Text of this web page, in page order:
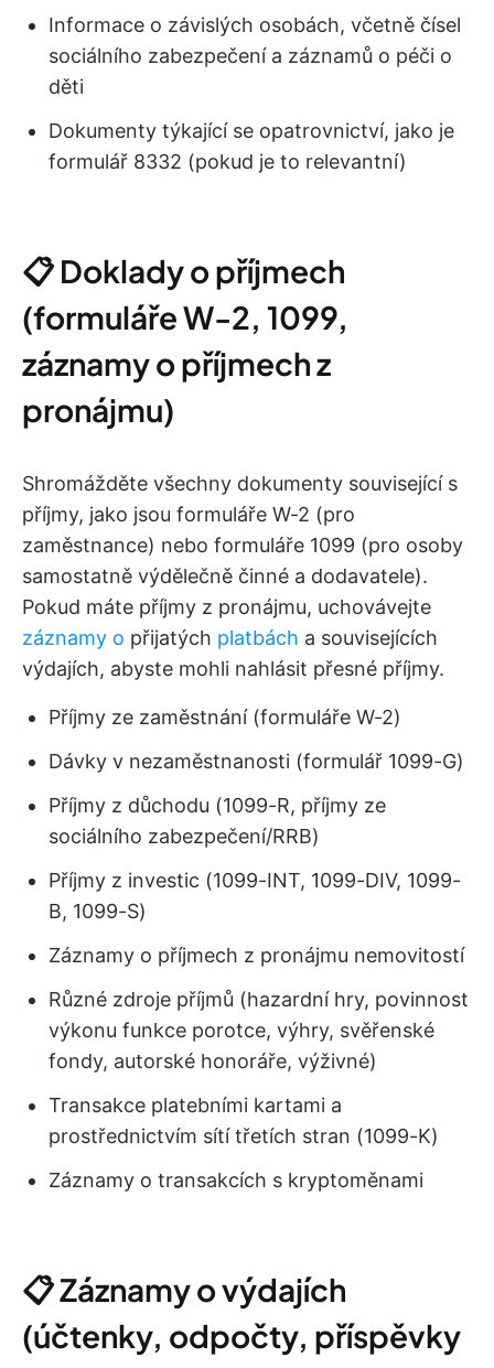
Informace o závislých osobách, včetně čísel
sociálního zabezpečení a záznamů o péči o
děti
Dokumenty týkající se opatrovnictví, jako je
formulář 8332 (pokud je to relevantní)
📋 Doklady o příjmech
(formuláře W-2, 1099,
záznamy o příjmech z
pronájmu)
Shromážděte všechny dokumenty související s
příjmy, jako jsou formuláře W-2 (pro
zaměstnance) nebo formuláře 1099 (pro osoby
samostatně výdělečně činné a dodavatele).
Pokud máte příjmy z pronájmu, uchovávejte
záznamy o přijatých platbách a souvisejících
výdajích, abyste mohli nahlásit přesné příjmy.
Příjmy ze zaměstnání (formuláře W-2)
Dávky v nezaměstnanosti (formulář 1099-G)
Příjmy z důchodu (1099-R, příjmy ze
sociálního zabezpečení/RRB)
Příjmy z investic (1099-INT, 1099-DIV, 1099-
B, 1099-S)
Záznamy o příjmech z pronájmu nemovitostí
Různé zdroje příjmů (hazardní hry, povinnost
výkonu funkce porotce, výhry, svěřenské
fondy, autorské honoráře, výživné)
Transakce platebními kartami a
prostřednictvím sítí třetích stran (1099-K)
Záznamy o transakcích s kryptoměnami
📋 Záznamy o výdajích
(účtenky, odpočty, příspěvky